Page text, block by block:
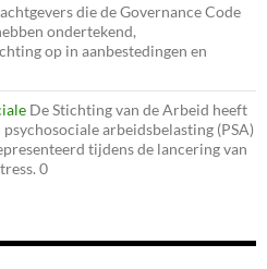
die de Governance Code
ondertekend,
op in aanbestedingen en
De Stichting van de Arbeid heeft
arbeidsbelasting (PSA)
tijdens de lancering van
0